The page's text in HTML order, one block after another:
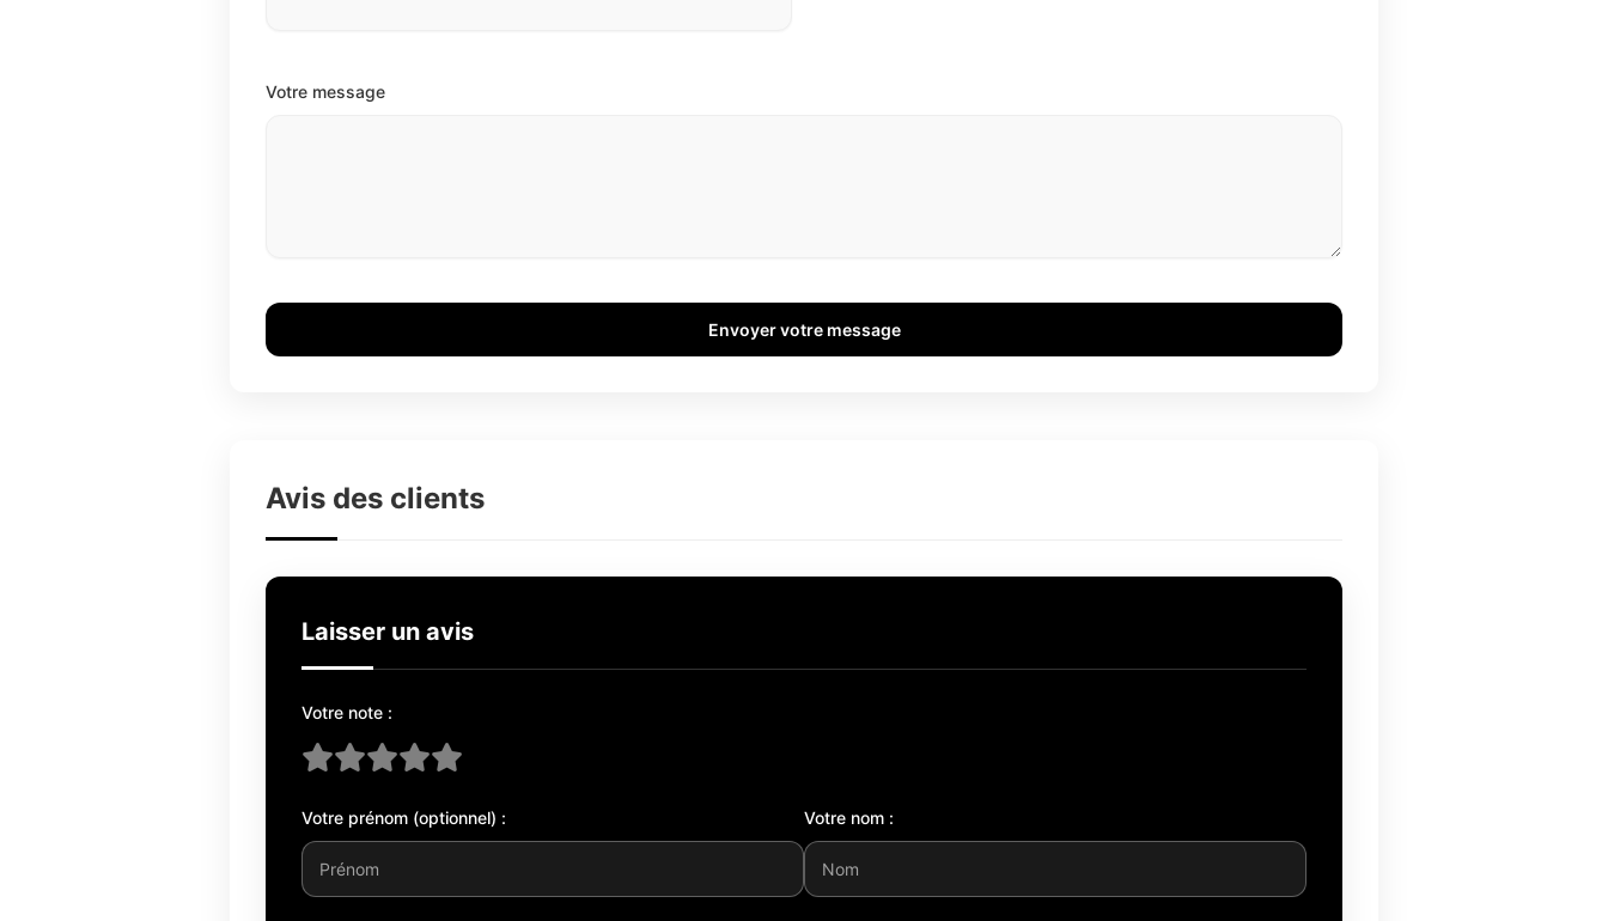
Votre message
Envoyer votre message
Avis des clients
Laisser un avis
Votre note :
Votre prénom (optionnel) : Votre nom :